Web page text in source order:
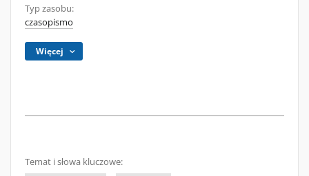
Typ zasobu:
czasopismo
Więcej
Temat i słowa kluczowe: